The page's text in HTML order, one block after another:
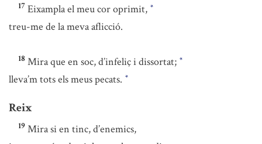
17 Eixampla el meu cor oprimit, *
treu-me de la meva aflicció.
18 Mira que en soc, d’infeliç i dissortat; *
lleva’m tots els meus pecats. *
Reix
19 Mira si en tinc, d’enemics,